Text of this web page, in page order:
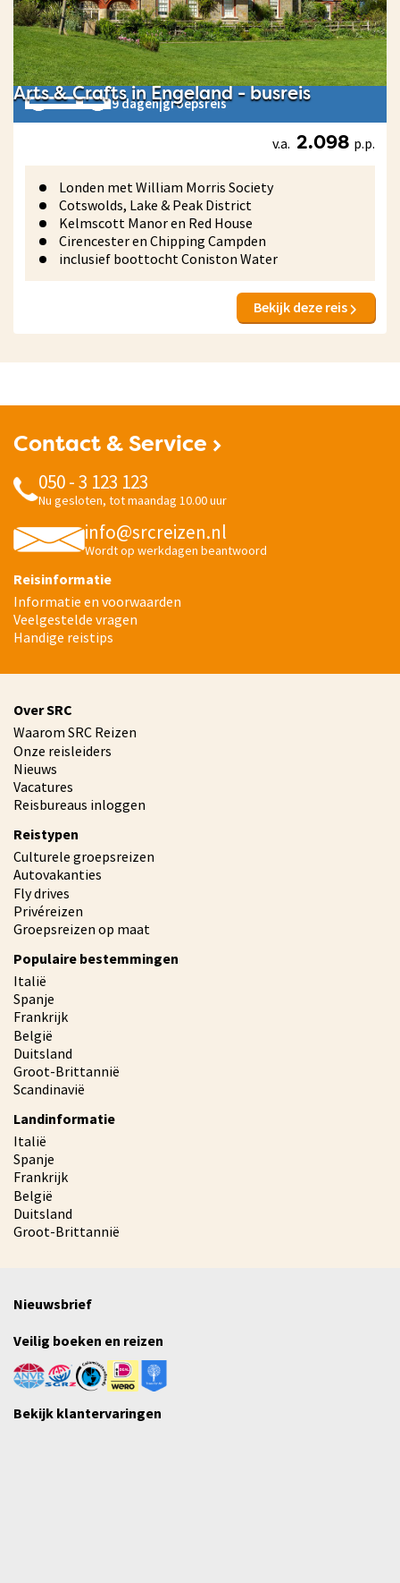
Arts & Crafts in Engeland - busreis
9 dagen|groepsreis
v.a. 2.098 p.p.
Londen met William Morris Society
Cotswolds, Lake & Peak District
Kelmscott Manor en Red House
Cirencester en Chipping Campden
inclusief boottocht Coniston Water
Bekijk deze reis
Contact & Service
050 - 3 123 123
Nu gesloten, tot maandag 10.00 uur
info@srcreizen.nl
Wordt op werkdagen beantwoord
Reisinformatie
Informatie en voorwaarden
Veelgestelde vragen
Handige reistips
Over SRC
Waarom SRC Reizen
Onze reisleiders
Nieuws
Vacatures
Reisbureaus inloggen
Reistypen
Culturele groepsreizen
Autovakanties
Fly drives
Privéreizen
Groepsreizen op maat
Populaire bestemmingen
Italië
Spanje
Frankrijk
België
Duitsland
Groot-Brittannië
Scandinavië
Landinformatie
Italië
Spanje
Frankrijk
België
Duitsland
Groot-Brittannië
Nieuwsbrief
Veilig boeken en reizen
Bekijk klantervaringen